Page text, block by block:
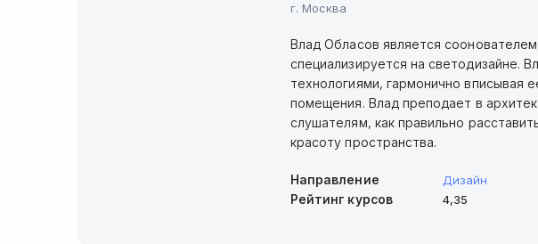
г. Москва
Влад Обласов является
специализируется на светодизайне.
технологиями, гармонично вписывая
помещения. Влад преподает в
слушателям, как правильно
красоту пространства.
Направление Дизайн
Рейтинг курсов 4,35